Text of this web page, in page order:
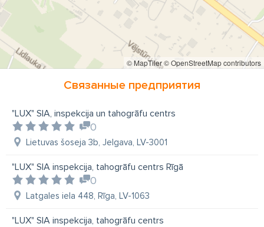
© MapTiler© OpenStreetMap contributors
Связанные предприятия
"LUX" SIA, inspekcija un tahogrāfu centrs
0
Lietuvas šoseja 3b, Jelgava, LV-3001
"LUX" SIA inspekcija, tahogrāfu centrs Rīgā
0
Latgales iela 448, Rīga, LV-1063
"LUX" SIA inspekcija, tahogrāfu centrs